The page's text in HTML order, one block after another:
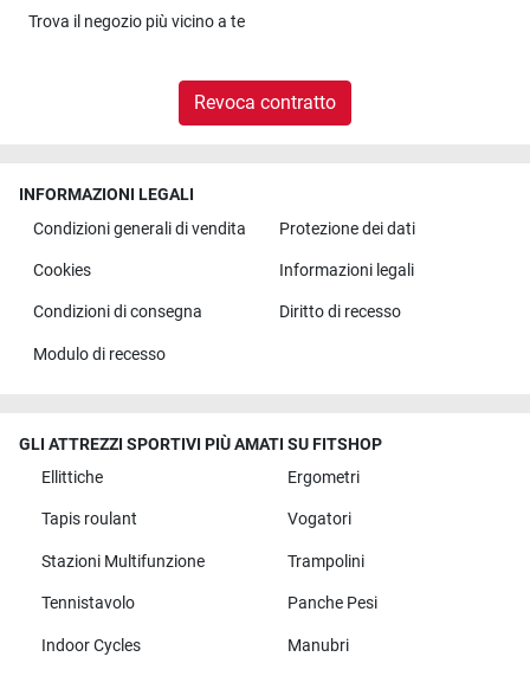
Trova il negozio più vicino a te
Revoca contratto
INFORMAZIONI LEGALI
Condizioni generali di vendita
Protezione dei dati
Cookies Informazioni legali
Condizioni di consegna Diritto di recesso
Modulo di recesso
GLI ATTREZZI SPORTIVI PIÙ AMATI SU FITSHOP
Ellittiche
Ergometri
Tapis roulant Vogatori
Stazioni Multifunzione Trampolini
Tennistavolo Panche Pesi
Indoor Cycles Manubri